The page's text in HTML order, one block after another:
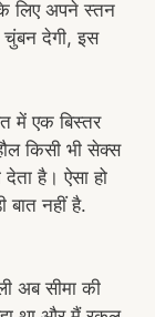
लिए अपने स्तन
चुंबन देगी, इस
में एक बिस्तर
किसी भी सेक्स
है। ऐसा हो
बात नहीं है.
अब सीमा की